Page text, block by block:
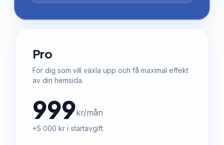
Pro
För dig som vill växla upp och få maximal effekt
av din hemsida.
999kr/mån
+5 000 kr i startavgift